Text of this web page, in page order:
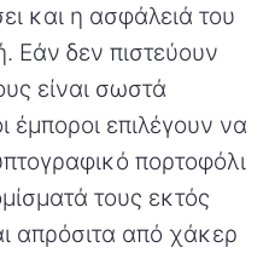
και η ασφάλειά του
Εάν δεν πιστεύουν
είναι σωστά
έμποροι επιλέγουν να
πορτοφόλι
τους εκτός
απρόσιτα από χάκερ